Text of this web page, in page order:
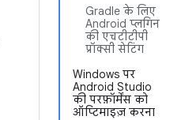
Gradle के लिए
Android प्लगिन
की एचटीटीपी
प्रॉक्सी सेटिंग
Windows पर
Android Studio
की परफ़ॉर्मेंस को
ऑप्टिमाइज़ करना